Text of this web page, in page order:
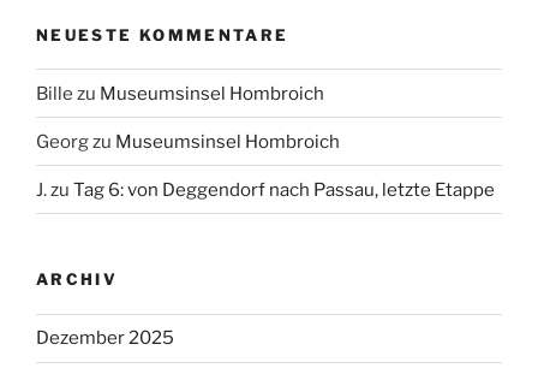
NEUESTE KOMMENTARE
Bille zu Museumsinsel Hombroich
Georgzu Museumsinsel Hombroich
J.zu Tag 6: von Deggendorf nach Passau, letzte Etappe
ARCHIV
Dezember 2025